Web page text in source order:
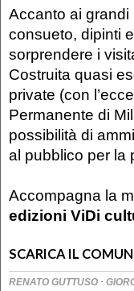
Accanto ai
consueto, dipinti
sorprendere i
Costruita quasi
private (con
Permanente di
possibilità di
al pubblico per la
Accompagna la
edizioni ViDi
SCARICA IL
RENATO GUTTUSO ·